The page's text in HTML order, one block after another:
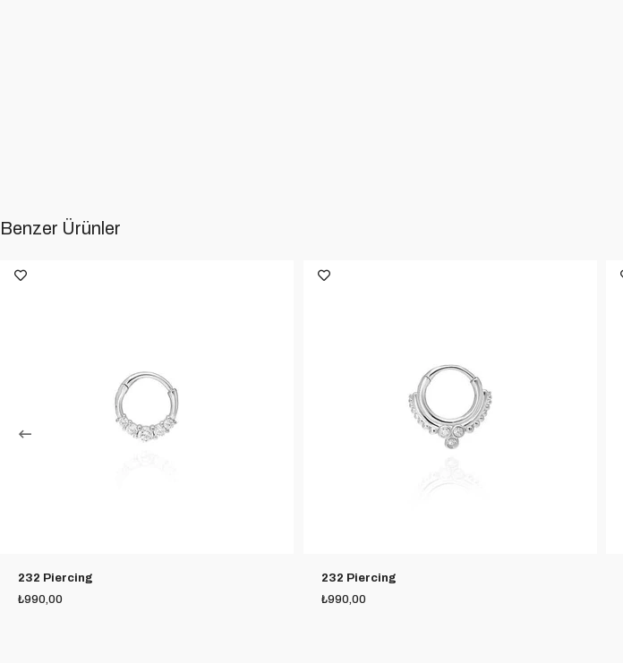
Benzer Ürünler
232 Piercing
₺990,00
232 Piercing
₺990,00